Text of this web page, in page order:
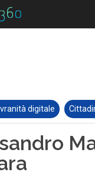
digitale